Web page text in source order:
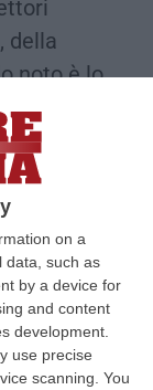
on a
data, such as
by a device for
and content
development.
use precise
scanning. You
della
noto è lo
il
ha
entry
le
di
scrive
gotha
dalla
atenei di